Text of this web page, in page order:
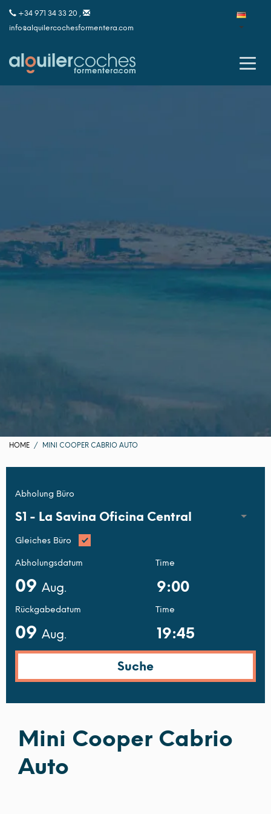
+34 971 34 33 20 ,
info@alquilercochesformentera.com
HOME MINI COOPER CABRIO AUTO
Abholung Büro
S1 - La Savina Oficina Central
Gleiches Büro
Abholungsdatum
09 Aug.
Time
Rückgabedatum
09 Aug.
Time
Mini Cooper Cabrio
Auto